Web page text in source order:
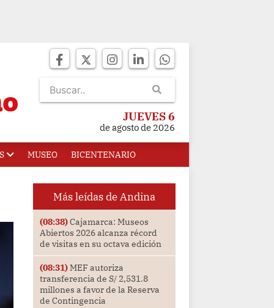
JUEVES 6
de agosto de 2026
MUSEO BICENTENARIO
Más leídas de Andina
(08:38)Cajamarca: Museos
Abiertos 2026 alcanza récord
de visitas en su octava edición
(08:31)MEF autoriza
transferencia de S/ 2,531.8
millones a favor de la Reserva
de Contingencia